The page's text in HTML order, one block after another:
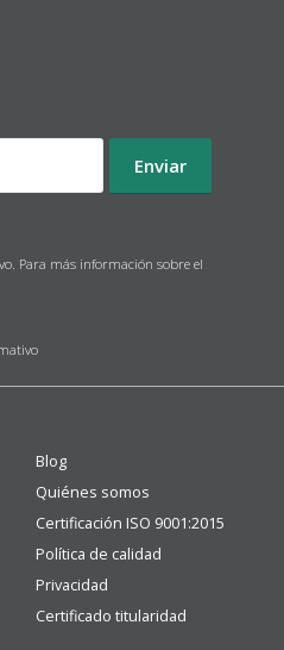
Para más información sobre el
Blog
Quiénes somos
Certificación ISO 9001:2015
Política de calidad
Privacidad
Certificado titularidad